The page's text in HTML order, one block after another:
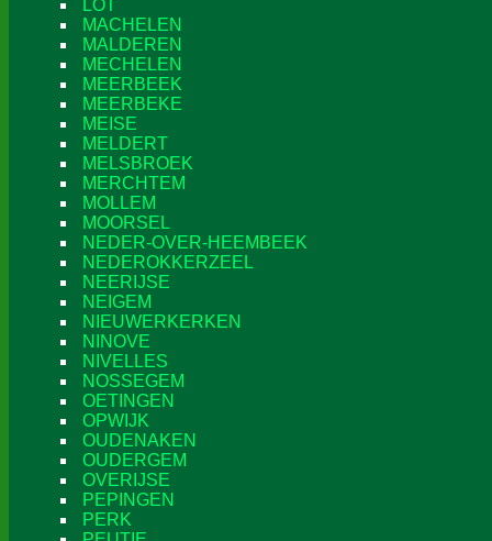
LOT
MACHELEN
MALDEREN
MECHELEN
MEERBEEK
MEERBEKE
MEISE
MELDERT
MELSBROEK
MERCHTEM
MOLLEM
MOORSEL
NEDER-OVER-HEEMBEEK
NEDEROKKERZEEL
NEERIJSE
NEIGEM
NIEUWERKERKEN
NINOVE
NIVELLES
NOSSEGEM
OETINGEN
OPWIJK
OUDENAKEN
OUDERGEM
OVERIJSE
PEPINGEN
PERK